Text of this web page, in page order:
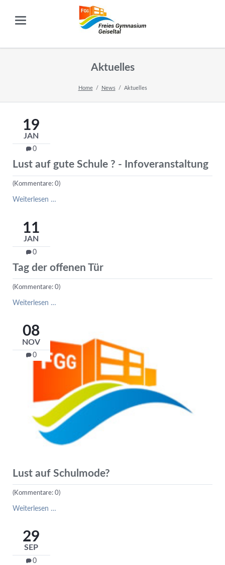
Aktuelles
Home News Aktuelles
19
JAN
0
Lust auf gute Schule ? - Infoveranstaltung
(Kommentare: 0)
Weiterlesen …Lust
Infoveranstaltung
11
JAN
0
Tag der offenen Tür
(Kommentare: 0)
Weiterlesen …Tag
08
NOV
0
Lust auf Schulmode?
(Kommentare: 0)
Weiterlesen …Lust
29
SEP
0